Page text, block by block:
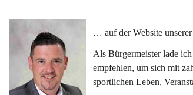
… auf der Website
Als Bürgermeister lade
empfehlen, um sich mit
sportlichen Leben,